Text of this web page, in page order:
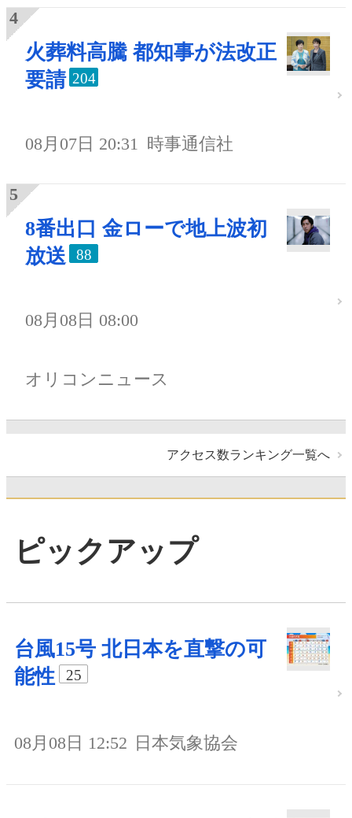
火葬料高騰 都知事が法改正
要請 204
08月07日 20:31 時事通信社
8番出口 金ローで地上波初
放送
88
08月08日 08:00
オリコンニュース
アクセス数ランキング一覧へ
ピックアップ
台風15号 北日本を直撃の可
能性
25
08月08日 12:52 日本気象協会